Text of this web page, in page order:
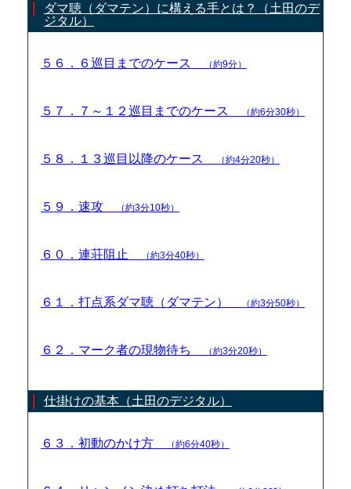
ダマ聴（ダマテン）に構える手とは？（土田のデ
ジタル）
５６．６巡目までのケース （約9分）
５７．７～１２巡目までのケース （約6分30秒）
５８．１３巡目以降のケース （約4分20秒）
５９．速攻 （約3分10秒）
６０．連荘阻止 （約3分40秒）
６１．打点系ダマ聴（ダマテン） （約3分50秒）
６２．マーク者の現物待ち （約3分20秒）
仕掛けの基本（土田のデジタル）
６３．初動のかけ方 （約6分40秒）